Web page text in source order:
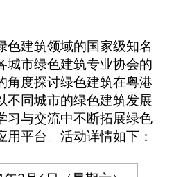
色建筑领域的国家级知名
城市绿色建筑专业协会的
角度探讨绿色建筑在粤港
不同城市的绿色建筑发展
习与交流中不断拓展绿色
平台。活动详情如下：